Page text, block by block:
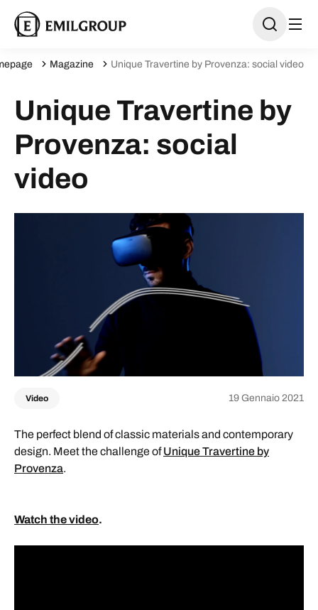
Magazine Unique Travertine by Provenza: social video
Unique Travertine by
Provenza: social
video
Video 19 Gennaio 2021
The perfect blend of classic materials and contemporary
design. Meet the challenge ofUnique Travertine by
Provenza.
Watch the video.